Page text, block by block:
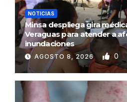
NOTICIAS
Minsa despliega gira
Veraguas para atender a
inundaciones
AGOSTO 8, 2026 0